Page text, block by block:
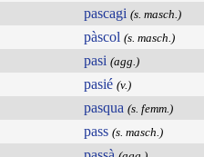
pascagi (s. masch.)
pàscol (s. masch.)
pasi (agg.)
pasié (v.)
pasqua (s. femm.)
pass (s. masch.)